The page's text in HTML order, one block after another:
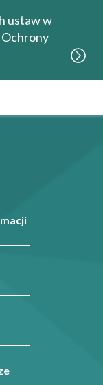
ustaw w
Ochrony